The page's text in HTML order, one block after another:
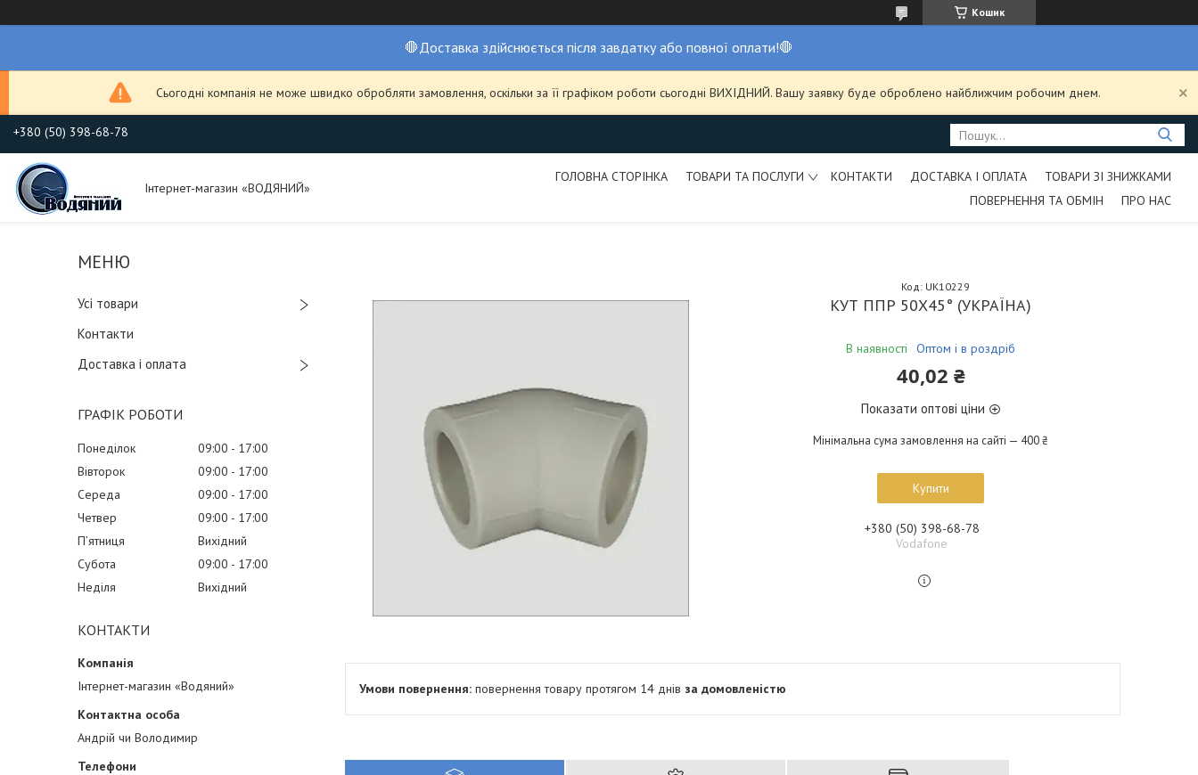
Кошик
🛑Доставка здійснюється після завдатку або повної оплати!🛑
Сьогодні компанія не може швидко обробляти замовлення, оскільки за її графіком роботи сьогодні ВИХІДНИЙ. Вашу заявку буде оброблено найближчим робочим днем.
+380 (50) 398-68-78
Інтернет-магазин «ВОДЯНИЙ»
ГОЛОВНА СТОРІНКА ТОВАРИ ТА ПОСЛУГИ КОНТАКТИ ДОСТАВКА І ОПЛАТА
ТОВАРИ ЗІ ЗНИЖКАМИ
ПОВЕРНЕННЯ ТА ОБМІН
ПРО НАС
Усі товари
Контакти
Доставка і оплата
ГРАФІК РОБОТИ
Понеділок 09:00
17:00
Вівторок
09:00
17:00
Середа
09:00
17:00
Четвер
09:00
17:00
Пʼятниця
Вихідний
Субота
09:00
17:00
Неділя
Вихідний
КОНТАКТИ
Інтернет-магазин «Водяний»
Андрій чи Володимир
КУТ ППР 50Х45° (УКРАЇНА)
В наявності Оптом і в роздріб
Код: UK10229
40,02 ₴
Показати оптові ціни
Мінімальна сума замовлення на сайті — 400 ₴
Купити
+380 (50) 398-68-78
Vodafone
повернення товару протягом 14 днів за домовленістю